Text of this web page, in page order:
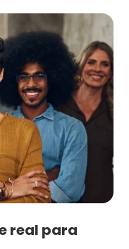
real para